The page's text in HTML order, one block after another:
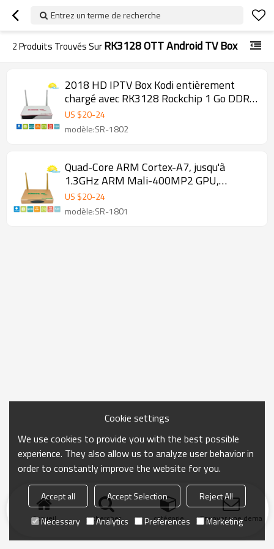
Entrez un terme de recherche
2Produits Trouvés SurRK3128 OTT Android TV Box
2018 HD IPTV Box Kodi entièrement
chargé avec RK3128 Rockchip 1 Go DDR3
et 8 Go NAND FLASH Android set tv box
US $20-24
modèle:SR-1802
Quad-Core ARM Cortex-A7, jusqu'à
1.3GHz ARM Mali-400MP2 GPU,
soutenir OpenGL ES1.1 / 2.0 SR-1801
boîte android
US $20-24
modèle:SR-1801
Accueil chercher catégorie Envoyer une
Cookie settings
We use cookies to provide you with the best possible
experience. They also allow us to analyze user behavior in
order to constantly improve the website for you.
Accept all Accept Selection
Reject All
Necessary
Analytics Preferences Marketing